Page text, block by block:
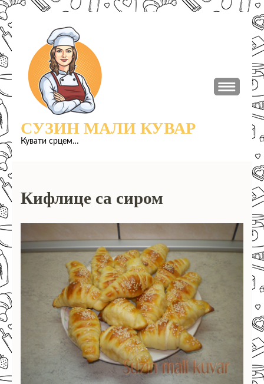
до
садржаја
(притисни
Ентер)
СУЗИН МАЛИ КУВАР
Кувати срцем…
Кифлице са сиром